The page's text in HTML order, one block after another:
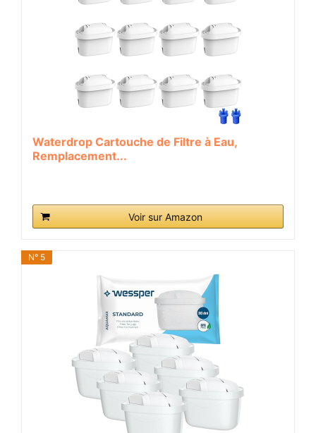
Waterdrop Cartouche de Filtre à Eau,
Remplacement...
Voir sur Amazon
N° 5